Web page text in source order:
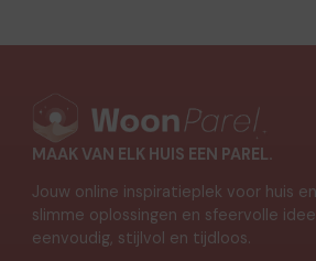
MAAK VAN ELK HUIS EEN PAREL.
Jouw online inspiratieplek voor huis
slimme oplossingen en sfeervolle
eenvoudig, stijlvol en tijdloos.